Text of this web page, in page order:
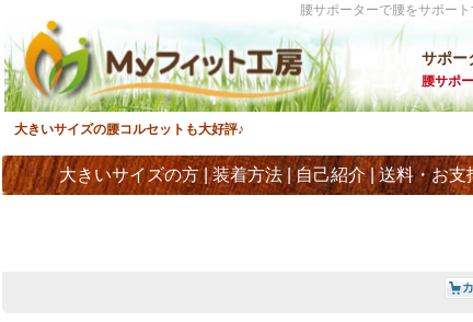
腰サポーターで腰をサポー
サポー
腰サポ
大きいサイズの腰コルセットも大好評♪
大きいサイズの方|装着方法 |自己紹介|送料・お支